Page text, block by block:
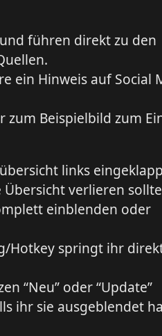
führen direkt zu den
ein Hinweis auf Social
zum Beispielbild zum
links
verlieren
einblenden oder
Hotkey springt ihr
“Neu” oder “Update”
ihr sie ausgeblendet